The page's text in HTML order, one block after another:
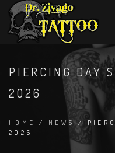
PIERCING DAY
2026
HOME / NEWS/
2026